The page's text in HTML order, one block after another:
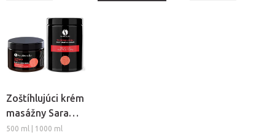
Zoštíhlujúci krém
masážny Sara
Beauty Spa -
500 ml | 1000 ml